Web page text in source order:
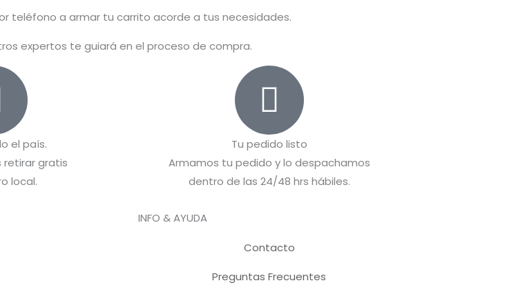
teléfono a armar tu carrito acorde a tus necesidades.
expertos te guiará en el proceso de compra.
el país.
retirar gratis
local.
Tu pedido listo
Armamos tu pedido y lo despachamos
dentro de las 24/48 hrs hábiles.
INFO & AYUDA
Contacto
Preguntas Frecuentes